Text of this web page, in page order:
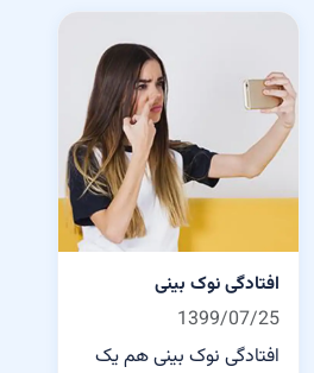
افتادگی نوک بینی
1399/07/25
افتادگی نوک بینی هم یک